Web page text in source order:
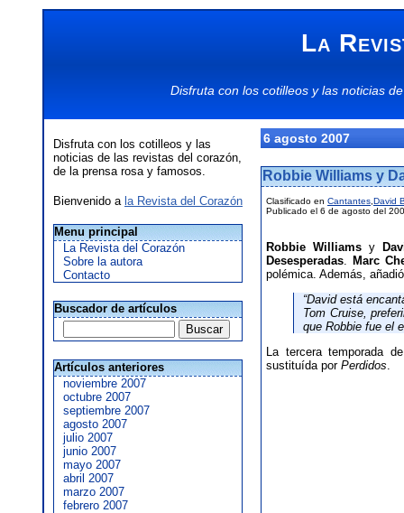
La
Disfruta con los cotilleosy las noticias
Disfruta con los cotilleos y las
noticias de las revistas del corazón,
de la prensa rosa y famosos.
Bienvenido a la Revista del Corazón
Menu principal
La Revista del Corazón
Sobre la autora
Contacto
Buscador de artículos
Artículos anteriores
noviembre 2007
octubre 2007
septiembre 2007
agosto 2007
julio 2007
junio 2007
mayo 2007
abril 2007
marzo 2007
febrero 2007
6 agosto 2007
Robbie Williams y
Clasificado en Cantantes David
Publicado el 6 de agosto del
Robbie Williams y
Desesperadas. Marc
polémica. Además,
“David está
Tom Cruise,
que Robbie fue el
La tercera temporada
sustituída por Perdidos.